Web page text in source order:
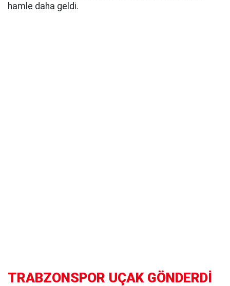
hamle daha geldi.
TRABZONSPOR UÇAK GÖNDERDİ